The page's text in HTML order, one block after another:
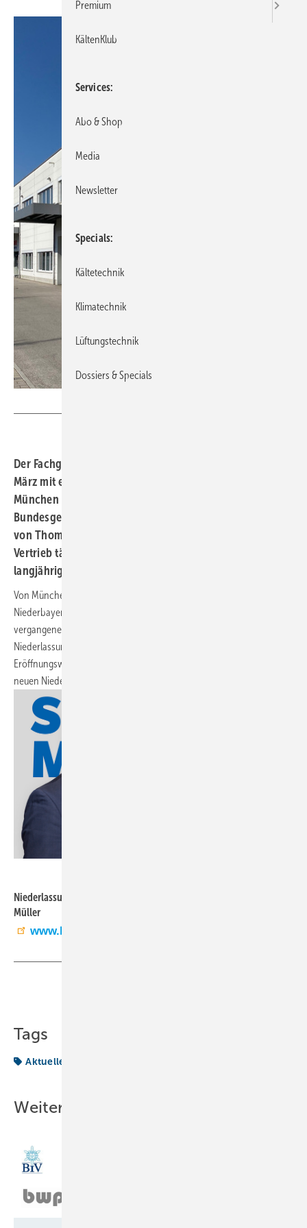
Der Fachgroßhändler Fischer Kälte-Klima startet Ende
März mit einer Eröffnungswoche den Verkauf in
München mit seiner nun elften Niederlassung im
Bundesgebiet. Geleitet wird der neue Standort zukünftig
von Thomas Penning, der bereits seit 2020 für Fischer im
Vertrieb tätig ist und wie sein Stellvertreter Felix Müller
langjährige Branchenerfahrung und Expertise mitbringt.
Von München aus wird Fischer die Kundenbasis in Oberbayern,
Niederbayern sowie Teilen Schwabens bedienen. In den
vergangenen Monaten entstand dafür am Nordring 14 die neue
Niederlassung. Kunden und Partner können sich vor Ort während der
Eröffnungswoche vom 28. März bis 01. April selbst ein Bild von der
neuen Niederlassung machen. (OB)
Niederlassungsleitung München - Thomas Penning und Felix
Müller
www.kaeltefischer.de
Tags
Aktuelles aus der Branche
Weitere Inhalte
Premium
KältenKlub
Services
Abo & Shop
Media
Newsletter
Specials
Kältetechnik
Klimatechnik
Lüftungstechnik
Dossiers & Specials